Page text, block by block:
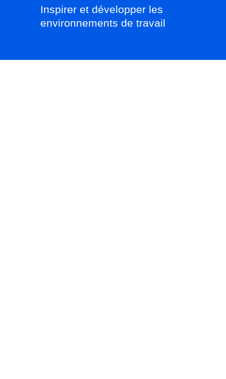
Inspirer et développer les
environnements de travail